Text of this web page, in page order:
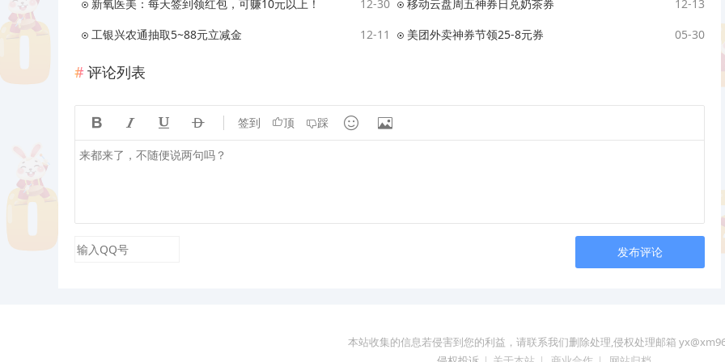
新氧医美：每天签到领红包，可赚10元以上！ 12-30 移动云盘周五神券日兑奶茶券
12-13
工银兴农通抽取5~88元立减金
12-11 美团外卖神券节领25-8元券 05-30
评论列表
    签到 顶 踩  
发布评论
本站收集的信息若侵害到您的利益，请联系我们删除处理,侵权处理邮箱